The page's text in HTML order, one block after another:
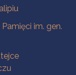
im. gen.